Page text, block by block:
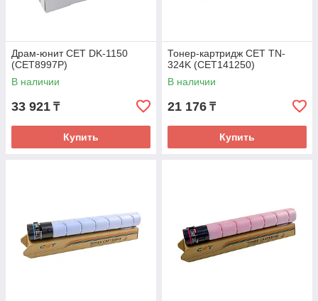
Драм-юнит CET DK-1150
(CET8997P)
В наличии
33 921 ₸
Купить
Тонер-картридж CET TN-
324K (CET141250)
В наличии
21 176 ₸
Купить